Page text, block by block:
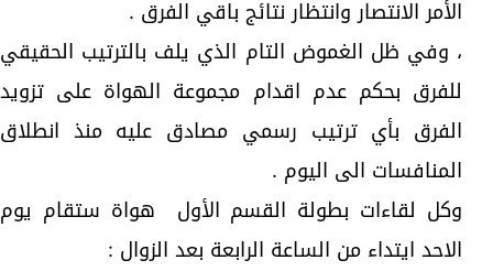
الأمر الانتصار وانتظار نتائج باقي الفرق .
، وفي ظل الغموض التام الذي يلف بالترتيب الحقيقي
للفرق بحكم عدم اقدام مجموعة الهواة على تزويد
الفرق بأي ترتيب رسمي مصادق عليه منذ انطلاق
المنافسات الى اليوم .
وكل لقاءات بطولة القسم الأول هواة ستقام يوم
الاحد ايتداء من الساعة الرابعة بعد الزوال :